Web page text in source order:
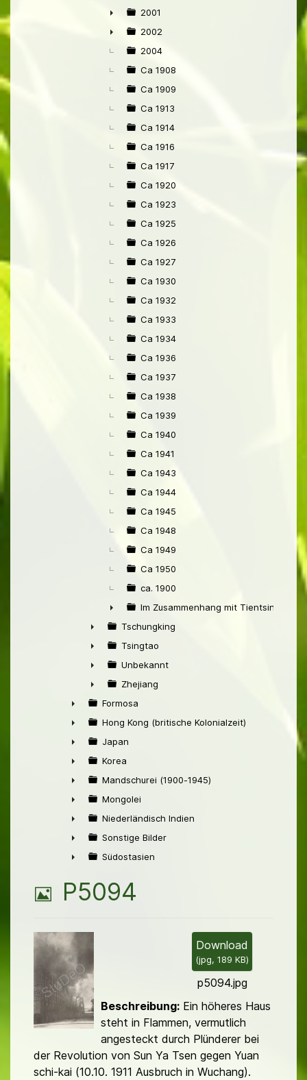
►
2001
►
2002
2004
Ca 1908
Ca 1909
Ca 1913
Ca 1914
Ca 1916
Ca 1917
Ca 1920
Ca 1923
Ca 1925
Ca 1926
Ca 1927
Ca 1930
Ca 1932
Ca 1933
Ca 1934
Ca 1936
Ca 1937
Ca 1938
Ca 1939
Ca 1940
Ca 1941
Ca 1943
Ca 1944
Ca 1945
Ca 1948
Ca 1949
Ca 1950
ca. 1900
►
Im Zusammenhang mit Tientsin
►
Tschungking
►
Tsingtao
►
Unbekannt
►
Zhejiang
►
Formosa
►
Hong Kong (britische Kolonialzeit)
►
Japan
►
Korea
►
Mandschurei (1900-1945)
►
Mongolei
►
Niederländisch Indien
►
Sonstige Bilder
Südostasien
B
l
d
P5094
Download
(jpg, 189 KB)
p5094.jpg
Beschreibung:Ein höheres Haus
steht in Flammen, vermutlich
angesteckt durch Plün­de­rer bei
der Revolution von Sun Ya Tsen gegen Yuan
schi-kai (10.10. 1911 Ausbruch in Wuchang).